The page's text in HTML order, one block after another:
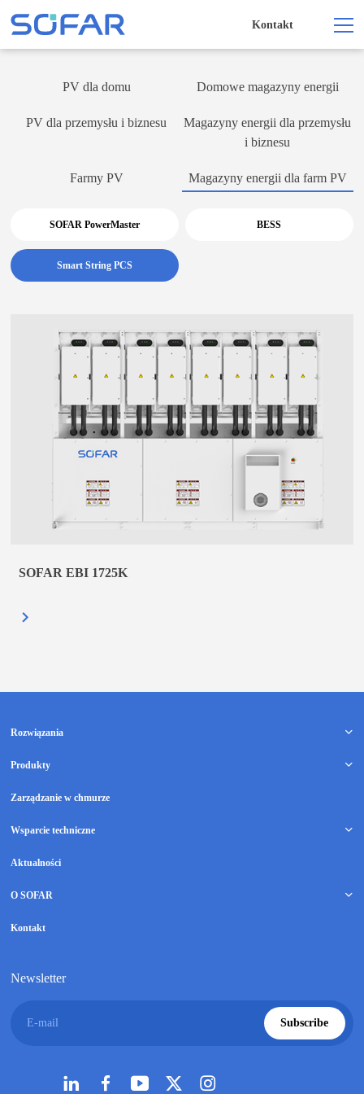
Kontakt
PV dla domu Domowe magazyny energii
PV dla przemysłu i biznesu
Magazyny energii dla przemysłu
i biznesu
Farmy PV Magazyny energii dla farm PV
SOFAR PowerMaster BESS
Smart String PCS
SOFAR EBI 1725K
Rozwiązania
Produkty
Zarządzanie w chmurze
Wsparcie techniczne
Aktualności
O SOFAR
Kontakt
Newsletter
E-mail Subscribe